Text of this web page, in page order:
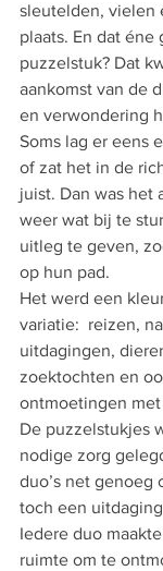
sleutelden, vielen
plaats. En dat éne
puzzelstuk? Dat
aankomst van de
en verwondering
Soms lag er eens
of zat het in de
juist. Dan was het
weer wat bij te
uitleg te geven,
op hun pad.
Het werd een
variatie:  reizen,
uitdagingen,
zoektochten en
ontmoetingen
De puzzelstukjes
nodige zorg
duo’s net genoeg
toch een
Iedere duo
ruimte om te